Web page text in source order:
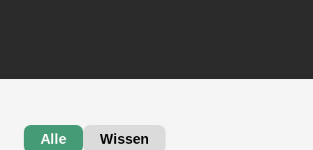
Wissen
Alle